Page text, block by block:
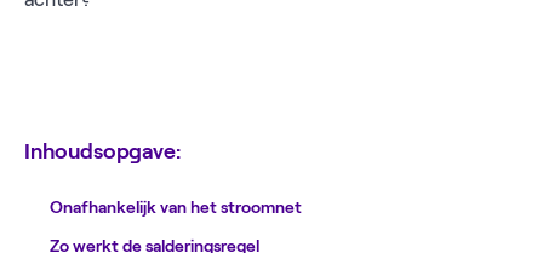
Inhoudsopgave:
Onafhankelijk van het stroomnet
Zo werkt de salderingsregel